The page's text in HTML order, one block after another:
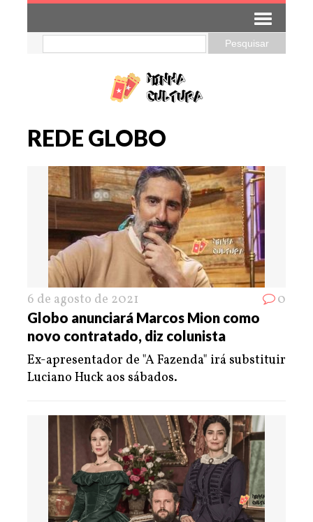
REDE GLOBO
6 de agosto de 2021 0
Globo anunciará Marcos Mion como
novo contratado, diz colunista
Ex-apresentador de "A Fazenda" irá substituir
Luciano Huck aos sábados.